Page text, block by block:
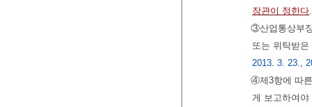
장관이 정한다
③산업통상부
또는 위탁받
2013. 3. 23.,
④제3항에 따
게 보고하여